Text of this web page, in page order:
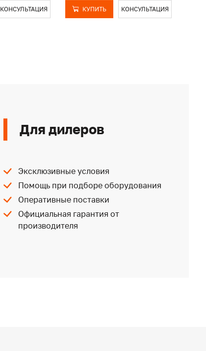
КОНСУЛЬТАЦИЯ КУПИТЬ КОНСУЛЬТАЦИЯ
Для дилеров
Эксклюзивные условия
Помощь при подборе оборудования
Оперативные поставки
Официальная гарантия от
производителя